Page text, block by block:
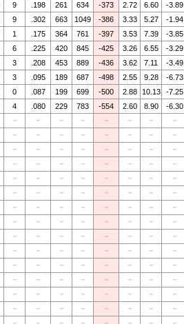
9 .198 261 634 -373 2.72 6.60
-3.89
9 .302 663 1049 -386 3.33 5.27
-1.94
1 .175 364 761 -397 3.53 7.39
-3.85
6 .225 420 845 -425 3.26 6.55
-3.29
3 .208 453 889 -436 3.62 7.11
-3.49
3 .095 189 687 -498 2.55 9.28
-6.73
0 .087 199 699 -500 2.88 10.13
-7.25
4 .080 229 783 -554 2.60 8.90
-6.30
－ － － － － － －
－
－ － － － － － －
－
－ － － － － － －
－
－ － － － － － －
－
－ － － － － － －
－
－ － － － － － －
－
－ － － － － － －
－
－ － － － － － －
－
－ － － － － － －
－
－ － － － － － －
－
－ － － － － － －
－
－ － － － － － －
－
－ － － － － － －
－
－ － － － － － －
－